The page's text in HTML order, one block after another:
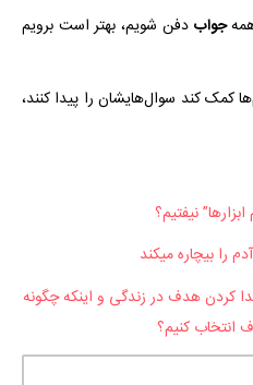
همهجواب دفن شویم، بهتر است برویم
کمک کند سوال‌هایشان را پیدا کنند،
نیفتیم؟
را بیچاره میکند
کردن هدف در زندگی و اینکه چگونه
انتخاب کنیم؟